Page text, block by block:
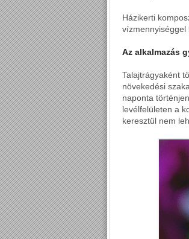
Házikerti
vízmennyiséggel
Az alkalmazás
Talajtrágyaként
növekedési
naponta
levélfelületen a
keresztül nem